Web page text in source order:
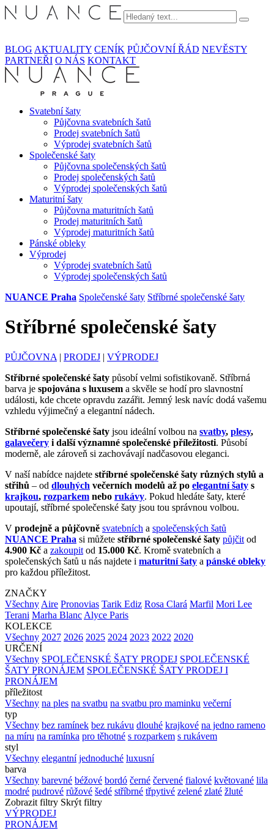
BLOG AKTUALITY CENÍK PŮJČOVNÍ ŘÁD NEVĚSTY
PARTNEŘI O NÁS KONTAKT
Svatební šaty
Půjčovna svatebních šatů
Prodej svatebních šatů
Výprodej svatebních šatů
Společenské šaty
Půjčovna společenských šatů
Prodej společenských šatů
Výprodej společenských šatů
Maturitní šaty
Půjčovna maturitních šatů
Prodej maturitních šatů
Výprodej maturitních šatů
Pánské obleky
Výprodej
Výprodej svatebních šatů
Výprodej společenských šatů
NUANCE Praha Společenské šaty Stříbrné společenské šaty
Stříbrné společenské šaty
PŮJČOVNA | PRODEJ | VÝPRODEJ
Stříbrné společenské šaty působí velmi sofistikovaně. Stříbrná
barva je spojována s luxusem a skvěle se hodí pro slavnostní
události, kde chcete opravdu zazářit. Jemný lesk navíc dodá vašemu
vzhledu výjimečný a elegantní nádech.
Stříbrné společenské šaty jsou ideální volbou na svatby, plesy,
galavečery i další významné společenské příležitosti. Působí
moderně, ale zároveň si zachovávají nadčasovou eleganci.
V naší nabídce najdete stříbrné společenské šaty různých stylů a
střihů – od dlouhých večerních modelů až po elegantní šaty s
krajkou, rozparkem nebo rukávy. Pokud hledáte šaty, které
upoutají, stříbrné společenské šaty jsou tou správnou volbou.
V prodejně a půjčovně svatebních a společenských šatů
NUANCE Praha si můžete stříbrné společenské šaty půjčit od
4.900 Kč a zakoupit od 15.000 Kč. Kromě svatebních a
společenských šatů u nás najdete i maturitní šaty a pánské obleky
pro každou příležitost.
ZNAČKY
Všechny Aire Pronovias Tarik Ediz Rosa Clará Marfil Mori Lee
Terani Marha Blanc Alyce Paris
KOLEKCE
Všechny 2027 2026 2025 2024 2023 2022 2020
URČENÍ
Všechny SPOLEČENSKÉ ŠATY PRODEJ SPOLEČENSKÉ
ŠATY PRONÁJEM SPOLEČENSKÉ ŠATY PRODEJ I
PRONÁJEM
příležitost
Všechny na ples na svatbu na svatbu pro maminku večerní
typ
Všechny bez ramínek bez rukávu dlouhé krajkové na jedno rameno
na míru na ramínka pro těhotné s rozparkem s rukávem
styl
Všechny elegantní jednoduché luxusní
barva
Všechny barevné béžové bordó černé červené fialové květované lila
modré pudrové růžové šedé stříbrné třpytivé zelené zlaté žluté
Zobrazit filtry Skrýt filtry
VÝPRODEJ
PRONÁJEM